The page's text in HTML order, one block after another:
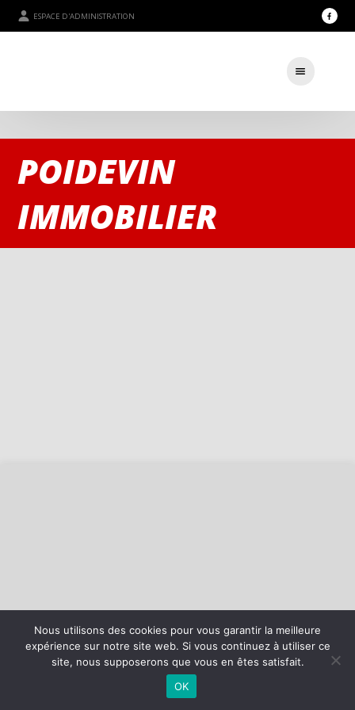
ESPACE D'ADMINISTRATION
POIDEVIN
IMMOBILIER
©2026 - AS Loon Plage Basket | Site internet réalisé par
MENTIONS LÉGALES
Nous utilisons des cookies pour vous garantir la meilleure
expérience sur notre site web. Si vous continuez à utiliser ce
site, nous supposerons que vous en êtes satisfait.
OK